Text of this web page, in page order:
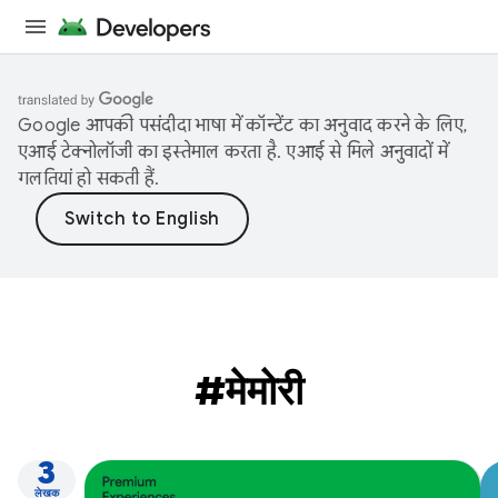
Google आपकी पसंदीदा भाषा में कॉन्टेंट का अनुवाद करने के लिए,
एआई टेक्नोलॉजी का इस्तेमाल करता है. एआई से मिले अनुवादों में
गलतियां हो सकती हैं.
#मेमोरी
3
लेखक